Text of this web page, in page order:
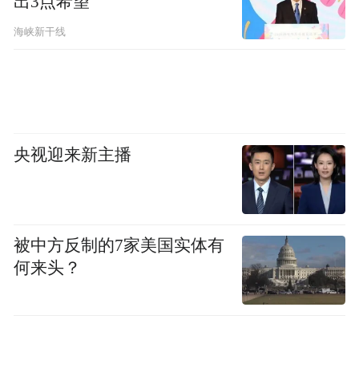
海峡新干线
央视迎来新主播
被中方反制的7家美国实体有
何来头？